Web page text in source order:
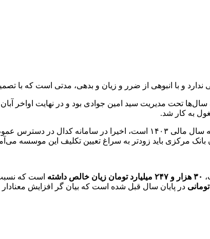
و با انبوهی از ضرر و زیان و بدهی، مدتی است که با
سال‌ها تحت مدیریت سید امین جوادی بود و در نهایت اواخر
به کار شد.
است. بررسی بخش‌هایی
بانک مرکزی باید زودتر به سراغ تعیین تکلیف این موسسه
است که
در پایان سال قبل شده است که بیان گر افزایش معنادار ۱۷۱ درصدی است.